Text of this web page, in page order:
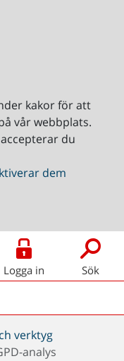
kakor för att
vår webbplats.
du
dem
Logga in Sök
verktyg
analys